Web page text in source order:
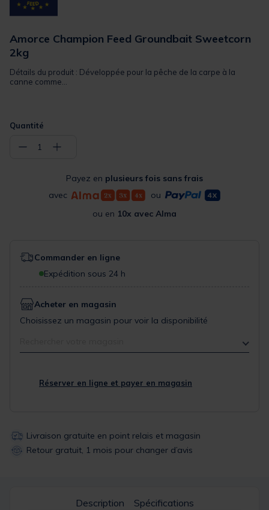
Amorce Champion Feed Groundbait Sweetcorn
2kg
Détails du produit : Développée pour la pêche de la carpe à la
canne comme...
Quantité
− 1 +
Payez en plusieurs fois sans frais
avec
ou
ou en 10x avec Alma
Commander en ligne
Expédition sous 24 h
Acheter en magasin
Choisissez un magasin pour voir la disponibilité
Réserver en ligne et payer en magasin
Livraison gratuite en point relais et magasin
Retour gratuit, 1 mois pour changer d’avis
Description Spécifications